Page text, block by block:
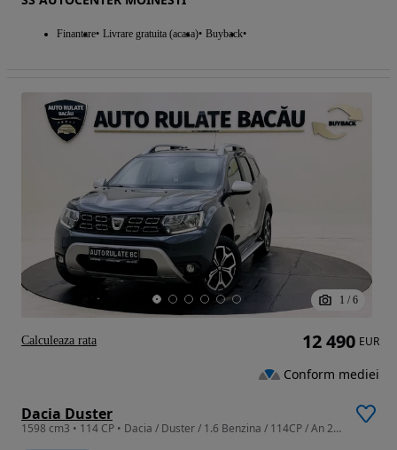
Finantare Livrare gratuita (acasa) Buyback
1 / 6
Dacia Duster
1598 cm3 • 114 CP • Dacia / Duster / 1.6 Benzina / 114CP / An 2018 / Euro 6 / Manuală
12 490 EUR
Conform mediei
Calculeaza rata